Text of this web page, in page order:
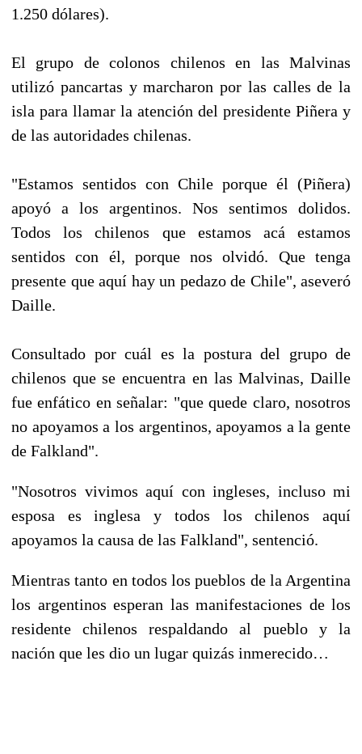
1.250 dólares).
El grupo de colonos chilenos en las Malvinas
utilizó pancartas y marcharon por las calles de la
isla para llamar la atención del presidente Piñera y
de las autoridades chilenas.
"Estamos sentidos con Chile porque él (Piñera)
apoyó a los argentinos. Nos sentimos dolidos.
Todos los chilenos que estamos acá estamos
sentidos con él, porque nos olvidó. Que tenga
presente que aquí hay un pedazo de Chile", aseveró
Daille.
Consultado por cuál es la postura del grupo de
chilenos que se encuentra en las Malvinas, Daille
fue enfático en señalar: "que quede claro, nosotros
no apoyamos a los argentinos, apoyamos a la gente
de Falkland".
"Nosotros vivimos aquí con ingleses, incluso mi
esposa es inglesa y todos los chilenos aquí
apoyamos la causa de las Falkland", sentenció.
Mientras tanto en todos los pueblos de la Argentina
los argentinos esperan las manifestaciones de los
residente chilenos respaldando al pueblo y la
nación que les dio un lugar quizás inmerecido…